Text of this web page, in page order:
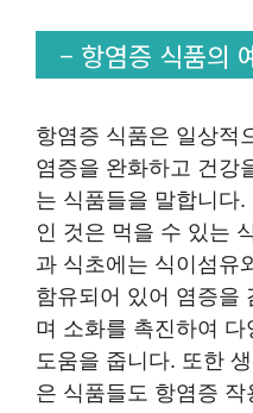
– 항염증 식품의
항염증 식품은 일상적
염증을 완화하고 건강
는 식품들을 말합니다
인 것은 먹을 수 있는
과 식초에는 식이섬유
함유되어 있어 염증을
며 소화를 촉진하여 다
도움을 줍니다. 또한
은 식품들도 항염증 작